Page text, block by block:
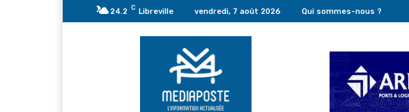
24.2 C Libreville vendredi, 7 août 2026 Qui sommes-nous ?